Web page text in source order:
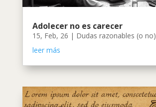
Adolecer no es carecer
15, Feb, 26 | Dudas razonables (o no)
leer más